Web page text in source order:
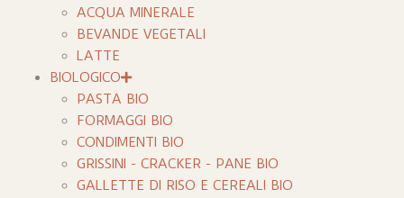
ACQUA MINERALE
BEVANDE VEGETALI
LATTE
BIOLOGICO
PASTA BIO
FORMAGGI BIO
CONDIMENTI BIO
GRISSINI - CRACKER - PANE BIO
GALLETTE DI RISO E CEREALI BIO